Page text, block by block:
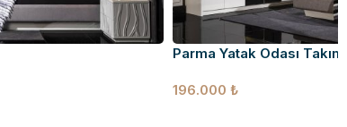
Parma Yatak Odası Takımı
196.000 ₺